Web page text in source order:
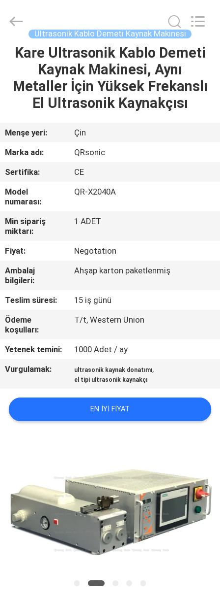
EV
ÜRÜNLER
FABRIKA
KALITE
BIZE
ULAŞIN
DURUMLAR
TEKLIF
ET
SITE
HARITASI
Equipment
Co.,Ltd.
Reserved.
Ultrasonik Kablo Demeti Kaynak Makinesi
Kare Ultrasonik Kablo Demeti
Kaynak Makinesi, Aynı
Metaller İçin Yüksek Frekanslı
El Ultrasonik Kaynakçısı
Menşe yeri:
Çin
Marka adı:
QRsonic
Sertifika:
CE
Model
numarası:
QR-X2040A
Min sipariş
miktarı:
1 ADET
Fiyat:
Negotation
Ambalaj
bilgileri:
Ahşap karton paketlenmiş
Teslim süresi:
15 iş günü
Ödeme
koşulları:
T/t, Western Union
Yetenek temini:
1000 Adet / ay
Vurgulamak:
ultrasonik kaynak donatımı,
el tipi ultrasonik kaynakçı
EN IYI FIYAT